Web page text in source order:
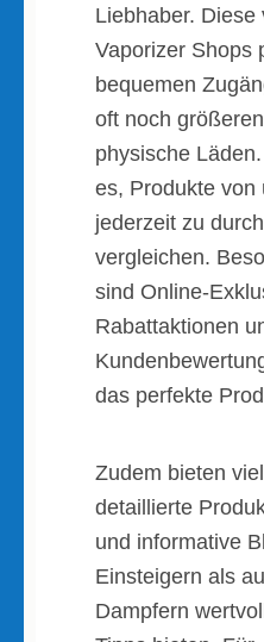
Liebhaber. Diese
Vaporizer Shops
bequemen
oft noch
physische
es, Produkte von
jederzeit zu
vergleichen.
sind Online-
Rabattaktionen
das perfekte
Zudem bieten
detaillierte
und informative
Einsteigern als
Dampfern